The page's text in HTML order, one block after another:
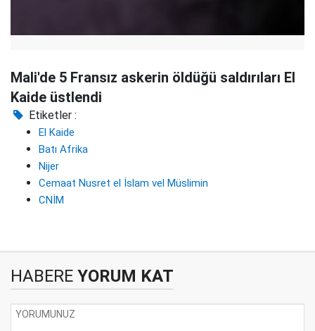
Mali'de 5 Fransız askerin öldüğü saldırıları El
Kaide üstlendi
Etiketler :
El Kaide
Batı Afrika
Nijer
Cemaat Nusret el İslam vel Müslimin
CNİM
HABERE YORUM KAT